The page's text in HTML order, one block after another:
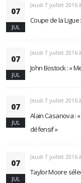
07
JUL
Jeudi 7 juillet 2016
Coupe de la Ligue
07
JUL
Jeudi 7 juillet 2016
John Bostock : «
07
JUL
Jeudi 7 juillet 2016
Alain Casanova :
défensif »
07
JUL
Jeudi 7 juillet 2016
Taylor Moore